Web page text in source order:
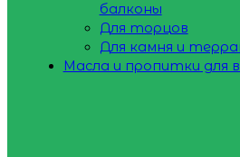
балконы
Для торцов
Для камня и
Масла и пропитки для